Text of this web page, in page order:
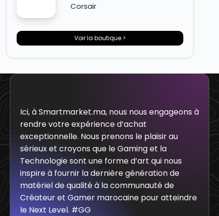
Corsair
Voir la boutique >
Ici, à Smartmarket.ma, nous nous engageons à
rendre votre expérience d’achat
exceptionnelle. Nous prenons le plaisir au
sérieux et croyons que le Gaming et la
Technologie sont une forme d’art qui nous
inspire à fournir la dernière génération de
matériel de qualité à la communauté de
Créateur et Gamer marocaine pour atteindre
le Next Level. #GG